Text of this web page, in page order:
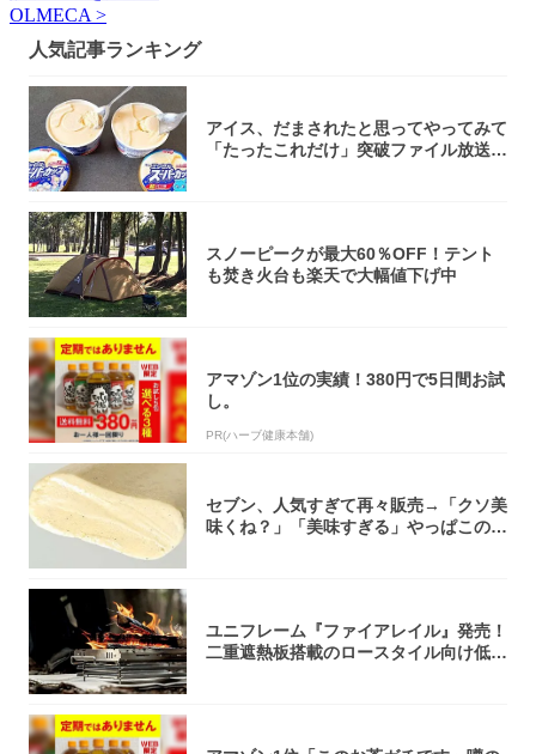
OLMECA >
人気記事ランキング
アイス、だまされたと思ってやってみて
「たったこれだけ」突破ファイル放送で
スノーピークが最大60％OFF！テント
も焚き火台も楽天で大幅値下げ中
アマゾン1位の実績！380円で5日間お試
し。
PR(ハーブ健康本舗)
セブン、人気すぎて再々販売→「クソ美
味くね？」「美味すぎる」やっぱこのク
ユニフレーム『ファイアレイル』発売！
二重遮熱板搭載のロースタイル向け低型